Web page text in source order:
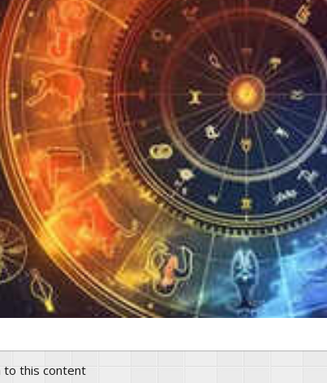
to this content